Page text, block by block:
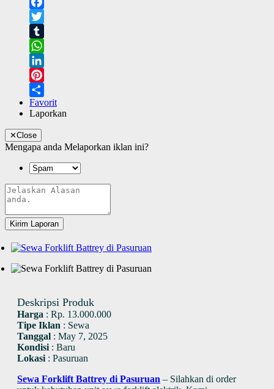
Facebook
Twitter
Tumblr
WhatsApp
LinkedIn
Pinterest
Share
Favorit
Laporkan
✕Close
Mengapa anda Melaporkan iklan ini?
Kirim Laporan
Deskripsi Produk
Harga : Rp. 13.000.000
Tipe Iklan : Sewa
Tanggal : May 7, 2025
Kondisi : Baru
Lokasi : Pasuruan
Sewa Forklift Battrey di Pasuruan – Silahkan di order